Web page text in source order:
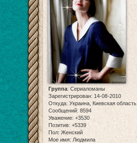
Группа: Сериаломаны
Зарегистрирован: 14-08-2010
Откуда: Украина, Киевская область
Сообщений: 8594
Уважение: +3530
Позитив: +5339
Пол: Женский
Мое имя: Людмила